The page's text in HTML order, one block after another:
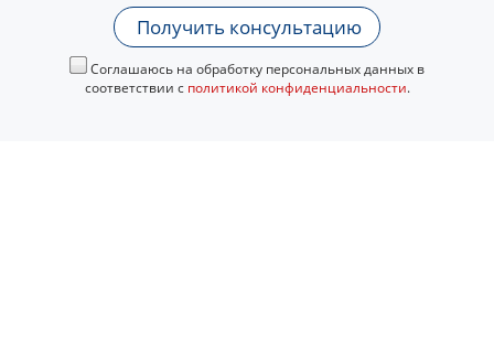
Получить консультацию
Соглашаюсь на обработку персональных данных в
соответствии с политикой конфиденциальности.